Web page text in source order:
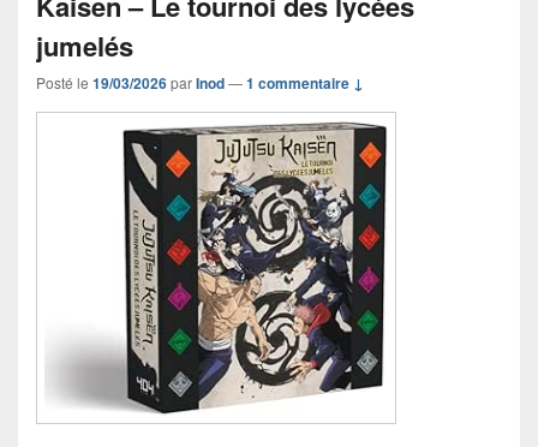
jumelés
Posté le 19/03/2026parInod—1 commentaire ↓